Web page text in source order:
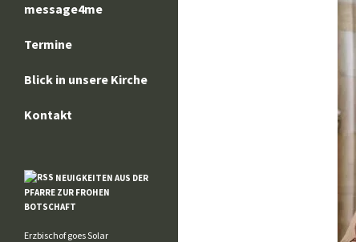
message4me
Termine
Blick in unsere Kirche
Kontakt
NEUIGKEITEN AUS DER
PFARRE ZUR FROHEN
BOTSCHAFT
Erzbischof goes Solar